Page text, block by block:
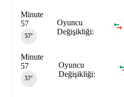
Oyuncu
Değişikliği:
Minute
57
57‎’‎
Oyuncu
Değişikliği:
Minute
57
57‎’‎